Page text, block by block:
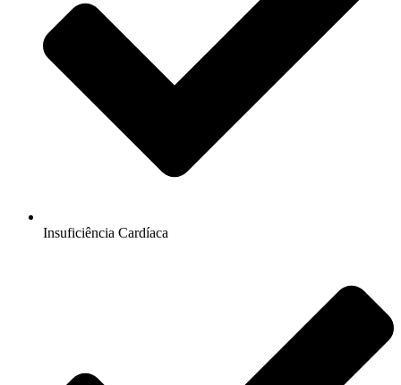
Insuficiência Cardíaca